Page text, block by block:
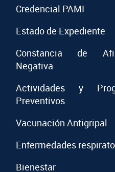
Credencial PAMI
Estado de Expediente
Constancia de
Negativa
Actividades y
Preventivos
Vacunación Antigripal
Enfermedades
Bienestar